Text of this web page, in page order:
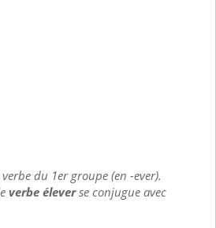
du 1er groupe (en -ever).
verbe éleverse conjugue avec